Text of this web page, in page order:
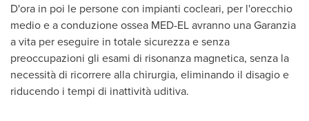
D'ora in poi le persone con impianti cocleari, per l'orecchio
medio e a conduzione ossea MED-EL avranno una Garanzia
a vita per eseguire in totale sicurezza e senza
preoccupazioni gli esami di risonanza magnetica, senza la
necessità di ricorrere alla chirurgia, eliminando il disagio e
riducendo i tempi di inattività uditiva.